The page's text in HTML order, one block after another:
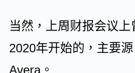
当然，上周财报会议
2020年开始的，主要
Avera。